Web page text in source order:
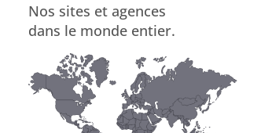
Nos sites et agences
dans le monde entier.